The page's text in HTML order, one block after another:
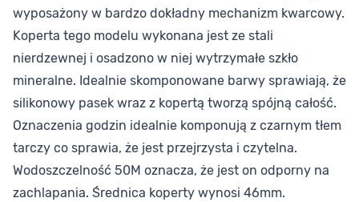
wyposażony w bardzo dokładny mechanizm kwarcowy.
Koperta tego modelu wykonana jest ze stali
nierdzewnej i osadzono w niej wytrzymałe szkło
mineralne. Idealnie skomponowane barwy sprawiają, że
silikonowy pasek wraz z kopertą tworzą spójną całość.
Oznaczenia godzin idealnie komponują z czarnym tłem
tarczy co sprawia, że jest przejrzysta i czytelna.
Wodoszczelność 50M oznacza, że jest on odporny na
zachlapania. Średnica koperty wynosi 46mm.